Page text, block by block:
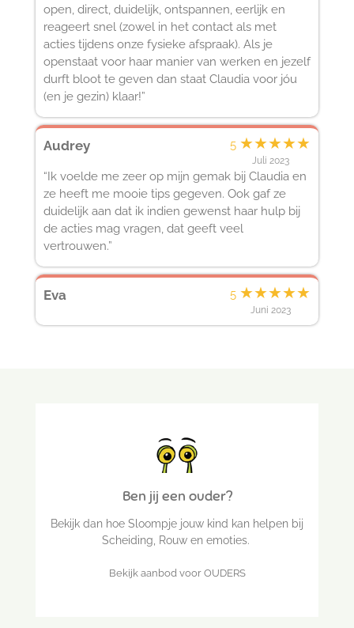
open, direct, duidelijk, ontspannen, eerlijk en
reageert snel (zowel in het contact als met
acties tijdens onze fysieke afspraak). Als je
openstaat voor haar manier van werken en jezelf
durft bloot te geven dan staat Claudia voor jóu
(en je gezin) klaar!”
Audrey 5 ★★★★★
Juli 2023
“Ik voelde me zeer op mijn gemak bij Claudia en
ze heeft me mooie tips gegeven. Ook gaf ze
duidelijk aan dat ik indien gewenst haar hulp bij
de acties mag vragen, dat geeft veel
vertrouwen.”
Eva 5 ★★★★★
Juni 2023
Ben jij een ouder?
Bekijk dan hoe Sloompje jouw kind kan helpen bij
Scheiding, Rouw en emoties.
Bekijk aanbod voor OUDERS